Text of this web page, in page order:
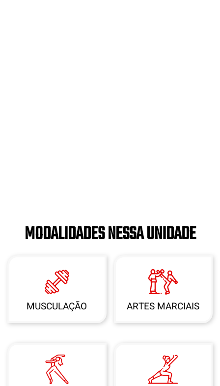
MODALIDADES NESSA UNIDADE
MUSCULAÇÃO ARTES MARCIAIS